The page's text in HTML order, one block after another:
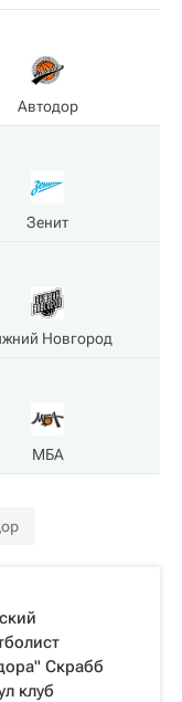
Автодор
Зенит
Новгород
МБА
Скрабб
клуб